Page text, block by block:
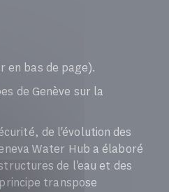
en bas de page).
de Genève sur la
de l'évolution des
Water Hub a élaboré
de l'eau et des
transpose